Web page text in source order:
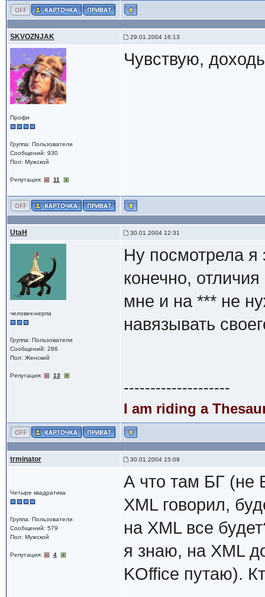
SKVOZNJAK 29.01.2004 16:13
Профи
Группа: Пользователи
Сообщений: 930
Пол: Мужской
Репутация: 11
Чувствую,
UtaH 30.01.2004 12:31
человек-нерпа
Группа: Пользователи
Сообщений: 286
Пол: Женский
Репутация: 13
Ну посмотрела я
конечно,
мне и на *** не
навязывать
--------------------
I am riding a
trminator 30.01.2004 15:09
Четыре квадратика
Группа: Пользователи
Сообщений: 579
Пол: Мужской
Репутация: 4
А что там БГ (не
XML говорил,
на XML все
я знаю, на XML
KOffice путаю).